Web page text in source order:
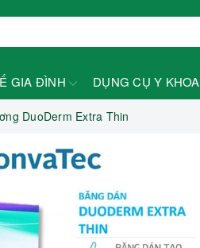
GIA ĐÌNH DỤNG CỤ Y KHOA
DuoDerm Extra Thin